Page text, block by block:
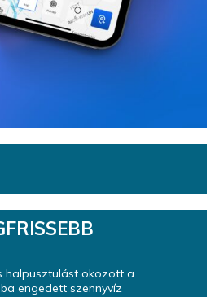
halpusztulást okozott a
engedett szennyvíz